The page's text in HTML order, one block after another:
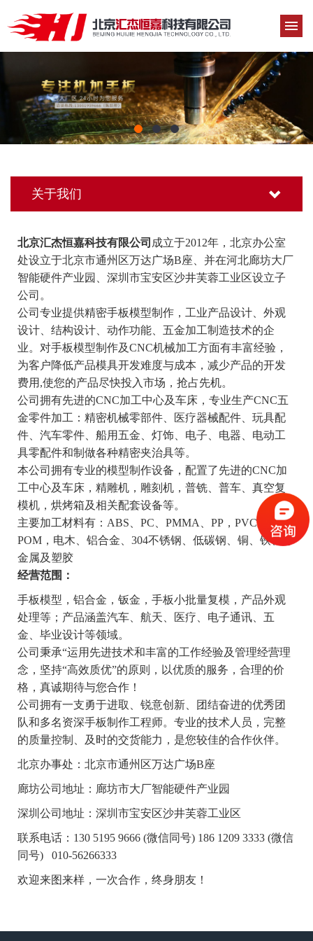
关于我们
北京汇杰恒嘉科技有限公司 成立于2012年，北京办公室
处设立于北京市通州区万达广场B座 、并在河北廊坊大厂
智能硬件产业园、深圳市宝安区沙井芙蓉工业区设立子
公司。
公司专业提供精密手板模型制作，工业产品设计、外观
设计、结构设计、动作功能、五金加工制造技术的企
业。对手板模型制作及CNC机械加工方面有丰富经验，
为客户降低产品模具开发难度与成本，减少产品的开发
费用,使您的产品尽快投入市场，抢占先机。
公司拥有先进的CNC加工中心及车床，专业生产CNC五
金零件加工：精密机械零部件、医疗器械配件、玩具配
件、汽车零件、船用五金、灯饰、电子、电器、电动工
具零配件和制做各种精密夹治具等。
本公司拥有专业的模型制作设备，配置了先进的CNC加
工中心及车床，精雕机，雕刻机，普铣、普车、真空复
模机，烘烤箱及相关配套设备等。
主要加工材料有：ABS、PC、PMMA、PP，PVC，
POM，电木、铝合金、304不锈钢、低碳钢、铜、铁、等
金属及塑胶
经营范围：
手板模型，铝合金，钣金，手板小批量复模，产品外观
处理等；产品涵盖汽车、航天、医疗、电子通讯、五
金、毕业设计等领域。
公司秉承“运用先进技术和丰富的工作经验及管理经营理
念，坚持“高效质优”的原则，以优质的服务，合理的价
格，真诚期待与您合作！
公司拥有一支勇于进取、锐意创新、团结奋进的优秀团
队和多名资深手板制作工程师。专业的技术人员，完整
的质量控制、及时的交货能力，是您较佳的合作伙伴。
北京办事处：北京市通州区万达广场B座
廊坊公司地址：廊坊市大厂智能硬件产业园
深圳公司地址：深圳市宝安区沙井芙蓉工业区
联系电话：130 5195 9666 (微信同号) 186 1209 3333 (微信
同号)
010-56266333
欢迎来图来样，一次合作，终身朋友！